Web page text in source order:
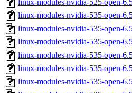
linux-modules-nvidia-525-open-
linux-modules-nvidia-535-open-
linux-modules-nvidia-535-open-
linux-modules-nvidia-535-open-
linux-modules-nvidia-535-open-
linux-modules-nvidia-535-open-
linux-modules-nvidia-535-open-